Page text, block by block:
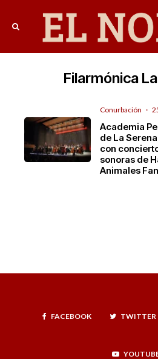
Filarmónica
Conurbación ·
Academia
de La
con
sonoras de
Animales
FACEBOOK TWITTER